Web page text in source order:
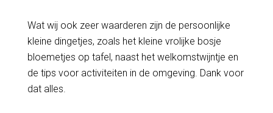
Wat wij ook zeer waarderen zijn de persoonlijke
kleine dingetjes, zoals het kleine vrolijke bosje
bloemetjes op tafel, naast het welkomstwijntje en
de tips voor activiteiten in de omgeving. Dank voor
dat alles.